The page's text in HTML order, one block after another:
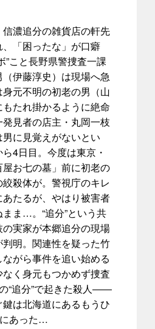
濃追分の雑貨店の軒先
「困ったな」が口癖
”こと長野県警捜査一課
伊藤淳史）は現場へ急
元不明の初老の男（山
たれ掛かるように絶命
見者の店主・丸岡一枝
男に見覚えがないとい
4日目。今度は東京・
お七の墓」前に初老の
殺体が。警視庁のキレ
たるが、やはり被害者
ま…。“追分”という共
実家が本郷追分の現場
明。関連性を疑った竹
がら事件を追い始める
く身元もつかめず捜査
“追分”で起きた殺人――
は北海道にあるもうひ
にあった…